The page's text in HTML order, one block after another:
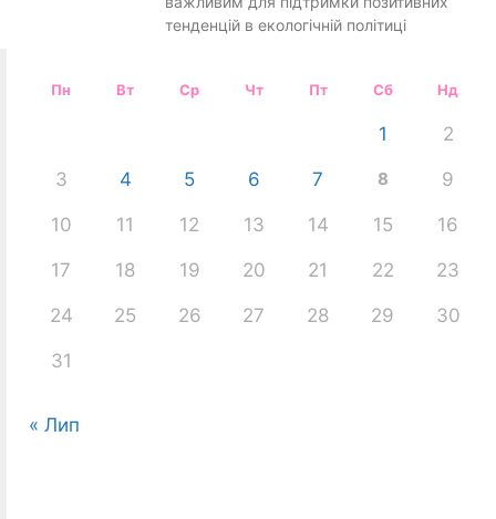
тенденцій в екологічній політиці
Пн Вт Ср Чт Пт Сб Нд
1 2
3 4 5 6 7 8 9
10 11 12 13 14 15 16
17 18 19 20 21 22 23
24 25 26 27 28 29 30
31
« Лип